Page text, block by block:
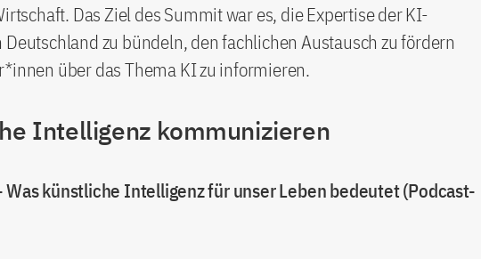
Das Ziel des Summit war es, die Expertise der KI-
Deutschland zu bündeln, den fachlichen Austausch zu fördern
über das Thema KI zu informieren.
Intelligenz kommunizieren
Was künstliche Intelligenz für unser Leben bedeutet (Podcast-